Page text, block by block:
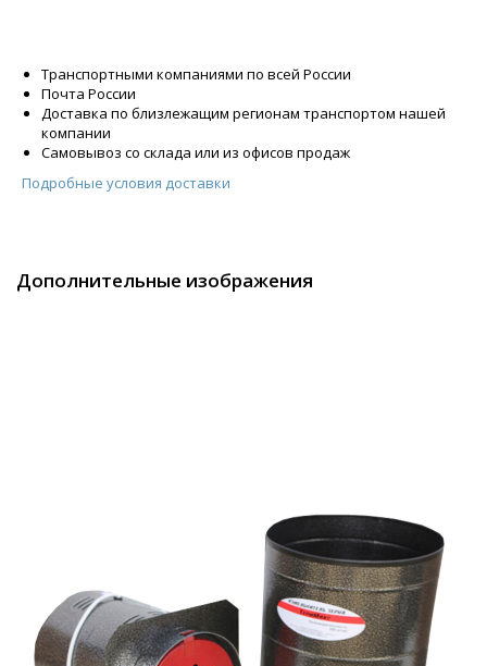
Транспортными компаниями по всей России
Почта России
Доставка по близлежащим регионам транспортом нашей
компании
Самовывоз со склада или из офисов продаж
Подробные условия доставки
Дополнительные изображения